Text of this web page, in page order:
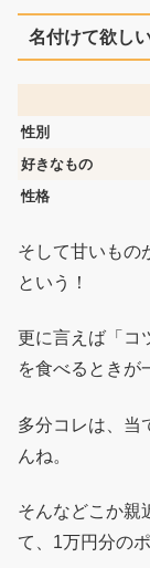
名付けて欲し
性別
好きなもの
性格
そして甘いもの
という！
更に言えば「コ
を食べるときが
多分コレは、当
んね。
そんなどこか親
て、1万円分の